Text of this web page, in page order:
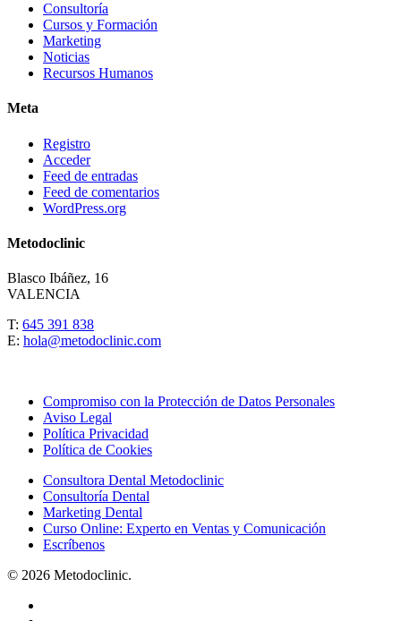
Consultoría
Cursos y Formación
Marketing
Noticias
Recursos Humanos
Meta
Registro
Acceder
Feed de entradas
Feed de comentarios
WordPress.org
Metodoclinic
Blasco Ibáñez, 16
VALENCIA
T: 645 391 838
E: hola@metodoclinic.com
Compromiso con la Protección de Datos Personales
Aviso Legal
Política Privacidad
Política de Cookies
Consultora Dental Metodoclinic
Consultoría Dental
Marketing Dental
Curso Online: Experto en Ventas y Comunicación
Escríbenos
© 2026 Metodoclinic.